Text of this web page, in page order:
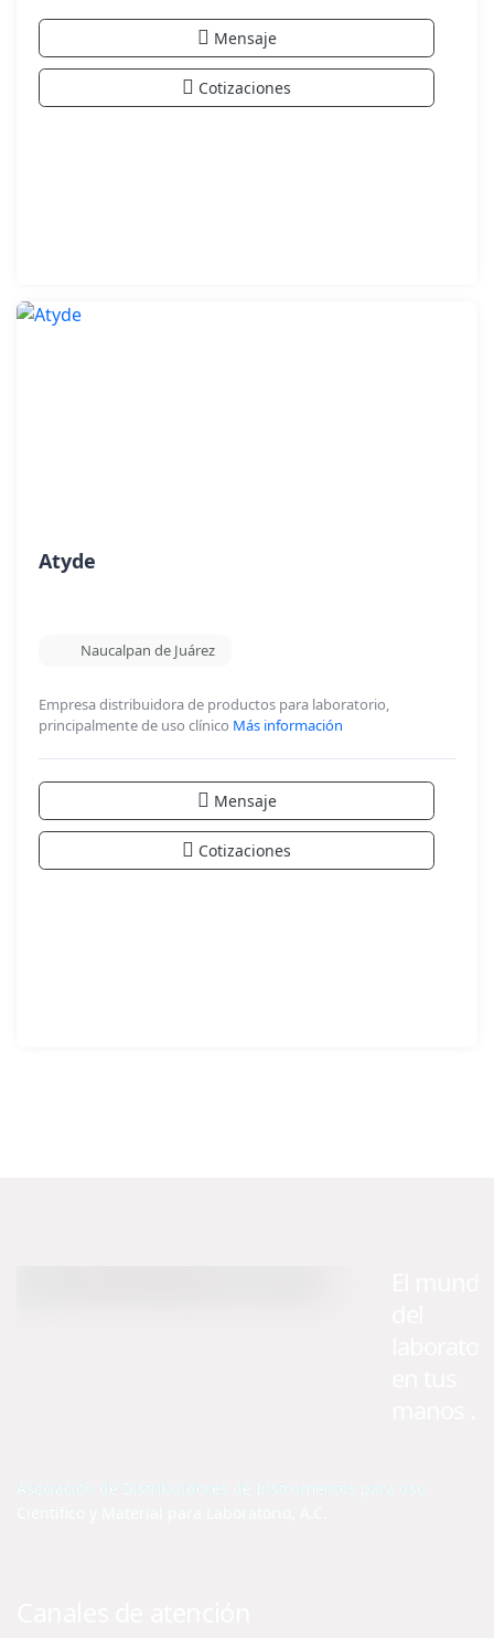
Mensaje
Cotizaciones
Atyde
Naucalpan de Juárez
Empresa distribuidora de productos para laboratorio,
principalmente de uso clínico Más información
Mensaje
Cotizaciones
Asociación de Distribuidores de Instrumentos para uso